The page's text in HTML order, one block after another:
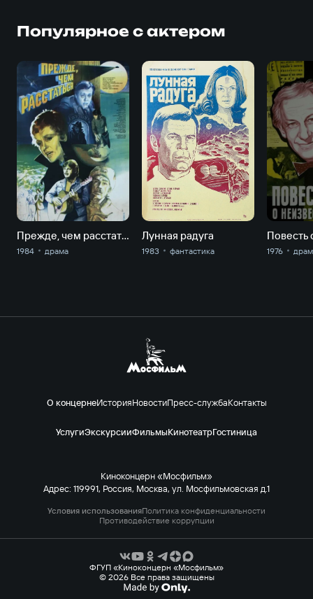
Популярное с актером
Прежде, чем расстаться
1984 драма
Лунная радуга
1983 фантастика 1976
О концернеИсторияНовостиПресс-службаКонтакты
УслугиЭкскурсииФильмыКинотеатрГостиница
Киноконцерн «Мосфильм»
Адрес: 119991, Россия, Москва, ул. Мосфильмовская д.1
Условия использованияПолитика конфиденциальности
Противодействие коррупции
ФГУП «Киноконцерн «Мосфильм»
© 2026 Все права защищены